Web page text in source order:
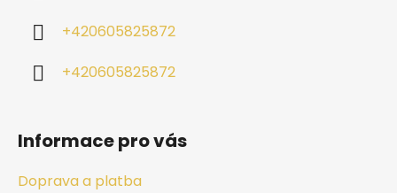
+420605825872
+420605825872
Informace pro vás
Doprava a platba